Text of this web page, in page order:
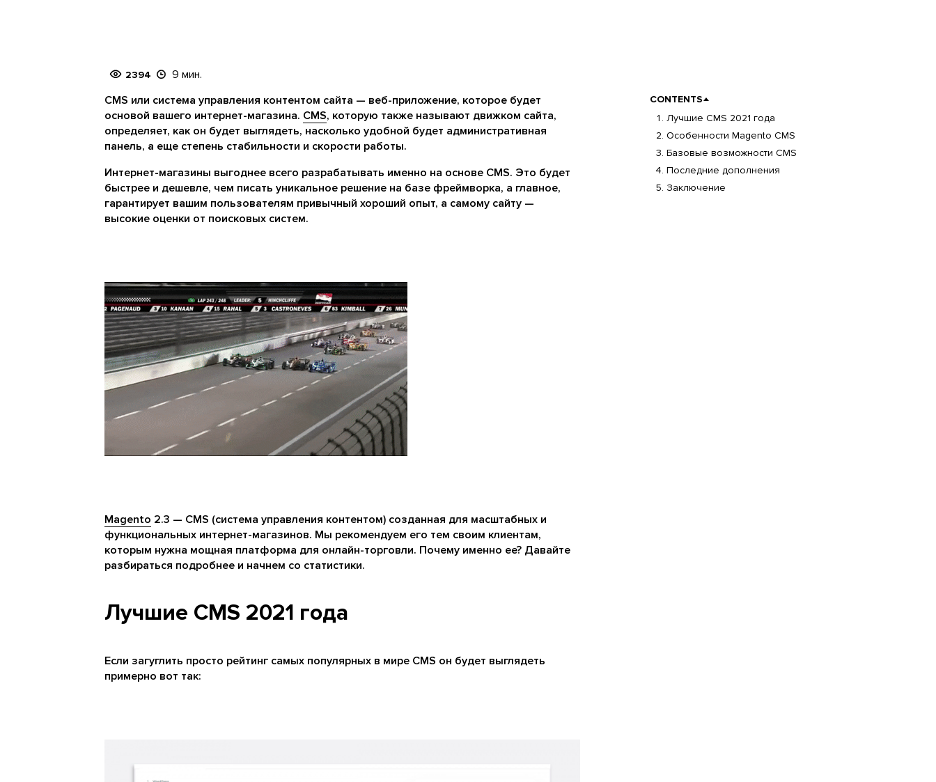
2394 9 мин.
CONTENTS
Лучшие CMS 2021 года
Особенности Magento CMS
Базовые возможности CMS
Последние дополнения
Заключение
CMS или система управления контентом сайта — веб-приложение, которое будет
основой вашего интернет-магазина. CMS, которую также называют движком сайта,
определяет, как он будет выглядеть, насколько удобной будет административная
панель, а еще степень стабильности и скорости работы.
Интернет-магазины выгоднее всего разрабатывать именно на основе CMS. Это будет
быстрее и дешевле, чем писать уникальное решение на базе фреймворка, а главное,
гарантирует вашим пользователям привычный хороший опыт, а самому сайту —
высокие оценки от поисковых систем.
Magento 2.3 — CMS (система управления контентом) созданная для масштабных и
функциональных интернет-магазинов. Мы рекомендуем его тем своим клиентам,
которым нужна мощная платформа для онлайн-торговли. Почему именно ее? Давайте
разбираться подробнее и начнем со статистики.
Лучшие CMS 2021 года
Если загуглить просто рейтинг самых популярных в мире CMS он будет выглядеть
примерно вот так: